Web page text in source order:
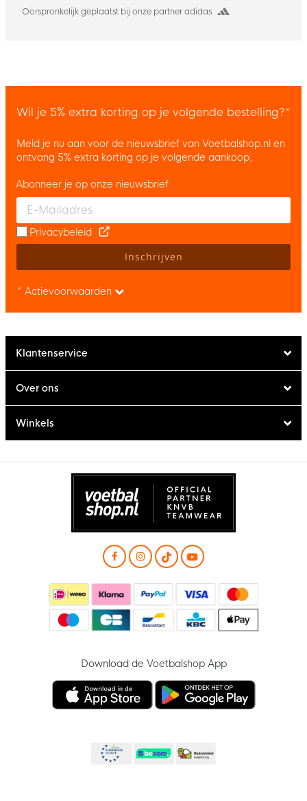
Oorspronkelijk geplaatst bij onze partner adidas
Wil je 5% extra korting op je volgende bestelling?*
Meld je nu aan voor de nieuwsbrief van Voetbalshop.nl en
ontvang 5% extra korting op je volgende aankoop.
Enter your email and accept the privacy policy to subscribe to
Abonneer je op onze nieuwsbrief
Privacybeleid
Inschrijven
* Actievoorwaarden
Klantenservice
Over ons
Winkels
Download de Voetbalshop App